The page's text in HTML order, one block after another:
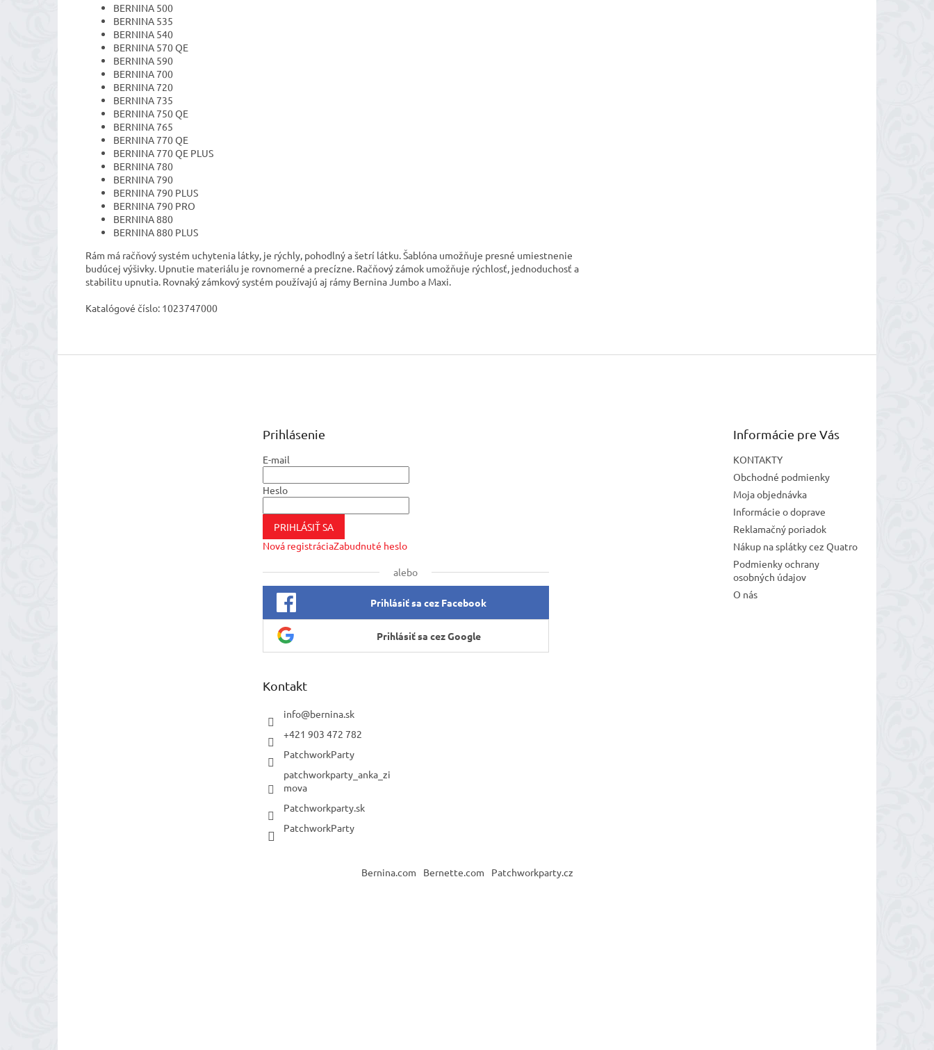
BERNINA 500
BERNINA 535
BERNINA 540
BERNINA 570 QE
BERNINA 590
BERNINA 700
BERNINA 720
BERNINA 735
BERNINA 750 QE
BERNINA 765
BERNINA 770 QE
BERNINA 770 QE PLUS
BERNINA 780
BERNINA 790
BERNINA 790 PLUS
BERNINA 790 PRO
BERNINA 880
BERNINA 880 PLUS
Rám má račňový systém uchytenia látky, je rýchly, pohodlný a šetrí látku. Šablóna umožňuje presné umiestnenie
budúcej výšivky. Upnutie materiálu je rovnomerné a precízne. Račňový zámok umožňuje rýchlosť, jednoduchosť a
stabilitu upnutia. Rovnaký zámkový systém používajú aj rámy Bernina Jumbo a Maxi.
Katalógové číslo: 1023747000
Prihlásenie
E-mail
Heslo
PRIHLÁSIŤ SA
Nová registráciaZabudnuté heslo
alebo
Prihlásiť sa cez Facebook
Prihlásiť sa cez Google
Informácie pre Vás
KONTAKTY
Obchodné podmienky
Moja objednávka
Informácie o doprave
Reklamačný poriadok
Nákup na splátky cez Quatro
Podmienky ochrany
osobných údajov
O nás
Kontakt
info@bernina.sk
+421 903 472 782
PatchworkParty
patchworkparty_anka_zi
mova
Patchworkparty.sk
PatchworkParty
Bernina.com Bernette.com Patchworkparty.cz